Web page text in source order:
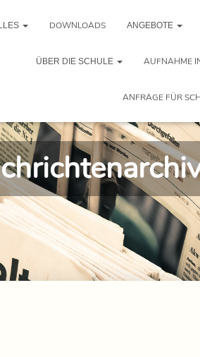
DOWNLOADS ANGEBOTE
ÜBER DIE SCHULE AUFNAHME
ANFRAGE FÜR